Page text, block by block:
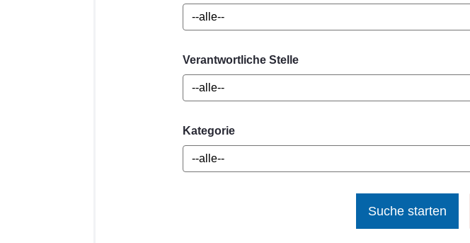
Verantwortliche Stelle
Kategorie
Suche starten